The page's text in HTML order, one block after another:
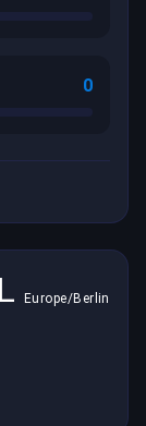
0
Europe/Berlin